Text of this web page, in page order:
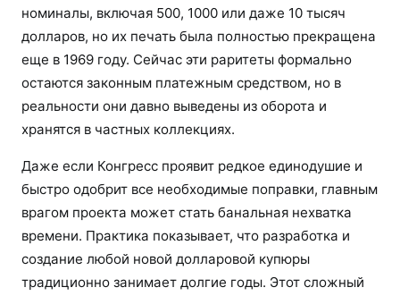
номиналы, включая 500, 1000 или даже 10 тысяч
долларов, но их печать была полностью прекращена
еще в 1969 году. Сейчас эти раритеты формально
остаются законным платежным средством, но в
реальности они давно выведены из оборота и
хранятся в частных коллекциях.
Даже если Конгресс проявит редкое единодушие и
быстро одобрит все необходимые поправки, главным
врагом проекта может стать банальная нехватка
времени. Практика показывает, что разработка и
создание любой новой долларовой купюры
традиционно занимает долгие годы. Этот сложный